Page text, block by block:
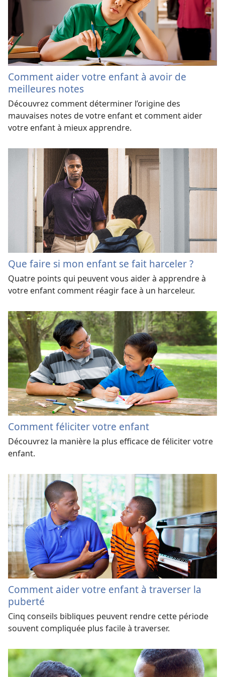
Comment aider votre enfant à avoir de
meilleures notes
Découvrez comment déterminer l’origine des
mauvaises notes de votre enfant et comment aider
votre enfant à mieux apprendre.
Que faire si mon enfant se fait harceler ?
Quatre points qui peuvent vous aider à apprendre à
votre enfant comment réagir face à un harceleur.
Comment féliciter votre enfant
Découvrez la manière la plus efficace de féliciter votre
enfant.
Comment aider votre enfant à traverser la
puberté
Cinq conseils bibliques peuvent rendre cette période
souvent compliquée plus facile à traverser.